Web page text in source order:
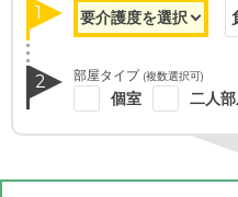
1
2 部屋タイプ (複数選択可)
個室 二人